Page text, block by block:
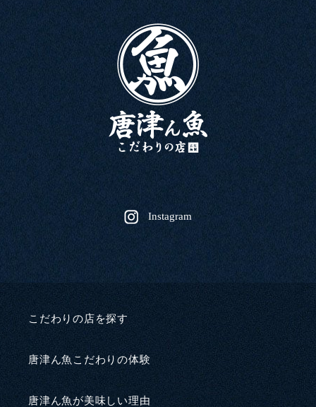
Instagram
こだわりの店を探す
唐津ん魚こだわりの体験
唐津ん魚が美味しい理由